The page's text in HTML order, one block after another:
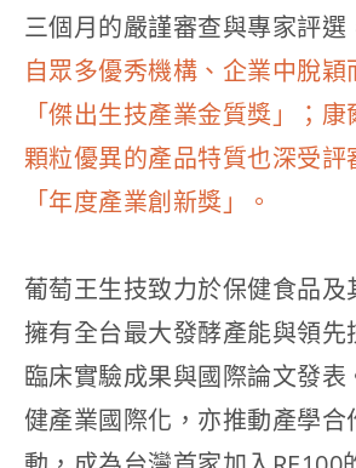
三個月的嚴謹審查與專家評選
自眾多優秀機構、企業中脫穎
「傑出生技產業金質獎」；
顆粒優異的產品特質也深受評
「年度產業創新獎」。
葡萄王生技致力於保健食品及
擁有全台最大發酵產能與領先
臨床實驗成果與國際論文發表
健產業國際化，亦推動產學合